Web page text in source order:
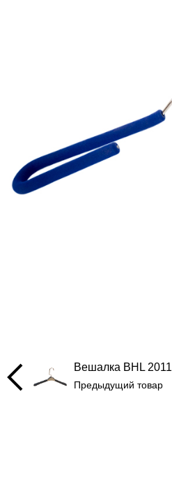
Вешалка BHL 2011
Предыдущий товар